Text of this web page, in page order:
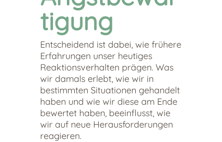
tigung
Entscheidend ist dabei, wie frühere
Erfahrungen unser heutiges
Reaktionsverhalten prägen. Was
wir damals erlebt, wie wir in
bestimmten Situationen gehandelt
haben und wie wir diese am Ende
bewertet haben, beeinflusst, wie
wir auf neue Herausforderungen
reagieren.